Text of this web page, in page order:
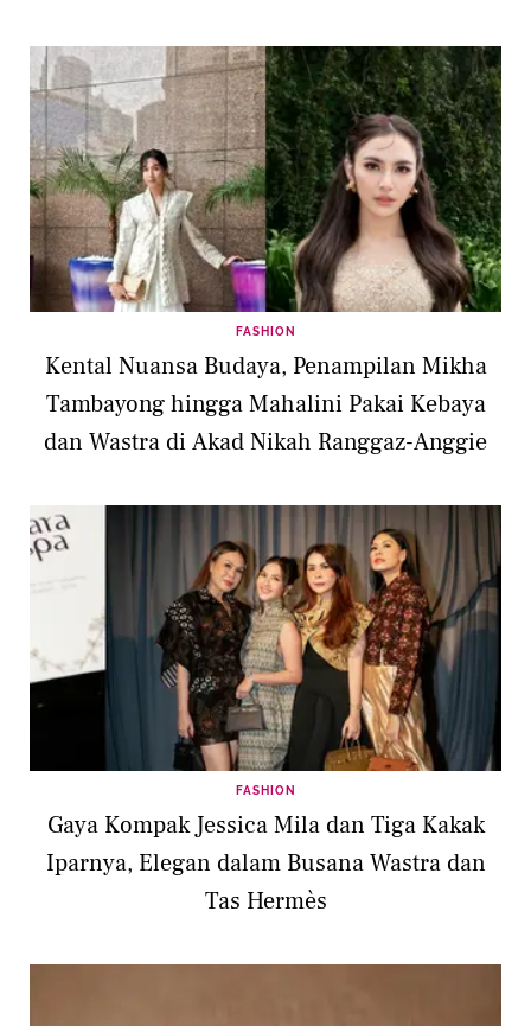
FASHION
Kental Nuansa Budaya, Penampilan Mikha
Tambayong hingga Mahalini Pakai Kebaya
dan Wastra di Akad Nikah Ranggaz-Anggie
FASHION
Gaya Kompak Jessica Mila dan Tiga Kakak
Iparnya, Elegan dalam Busana Wastra dan
Tas Hermès